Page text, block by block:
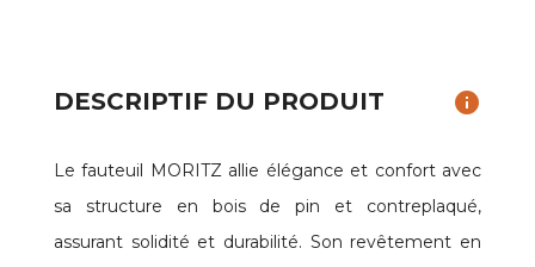
DESCRIPTIF DU PRODUIT info
Le fauteuil MORITZ allie élégance et confort avec
sa structure en bois de pin et contreplaqué,
assurant solidité et durabilité. Son revêtement en